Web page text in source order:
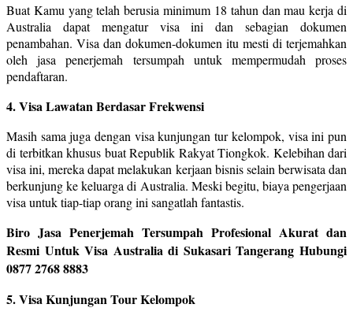
Buat Kamu yang telah berusia minimum 18 tahun dan mau kerja di
Australia dapat mengatur visa ini dan sebagian dokumen
penambahan. Visa dan dokumen-dokumen itu mesti di terjemahkan
oleh jasa penerjemah tersumpah untuk mempermudah proses
pendaftaran.
4. Visa Lawatan Berdasar Frekwensi
Masih sama juga dengan visa kunjungan tur kelompok, visa ini pun
di terbitkan khusus buat Republik Rakyat Tiongkok. Kelebihan dari
visa ini, mereka dapat melakukan kerjaan bisnis selain berwisata dan
berkunjung ke keluarga di Australia. Meski begitu, biaya pengerjaan
visa untuk tiap-tiap orang ini sangatlah fantastis.
Biro Jasa Penerjemah Tersumpah Profesional Akurat dan
Resmi Untuk Visa Australia di Sukasari Tangerang Hubungi
0877 2768 8883
5. Visa Kunjungan Tour Kelompok